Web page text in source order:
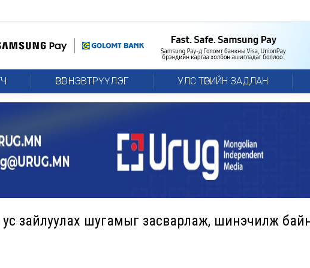
ӨРӨГ НЭВТРҮҮЛЭГ УЛС ТӨРИЙН ЗАДЛАН
ус зайлуулах шугамыг засварлаж, шинэчилж